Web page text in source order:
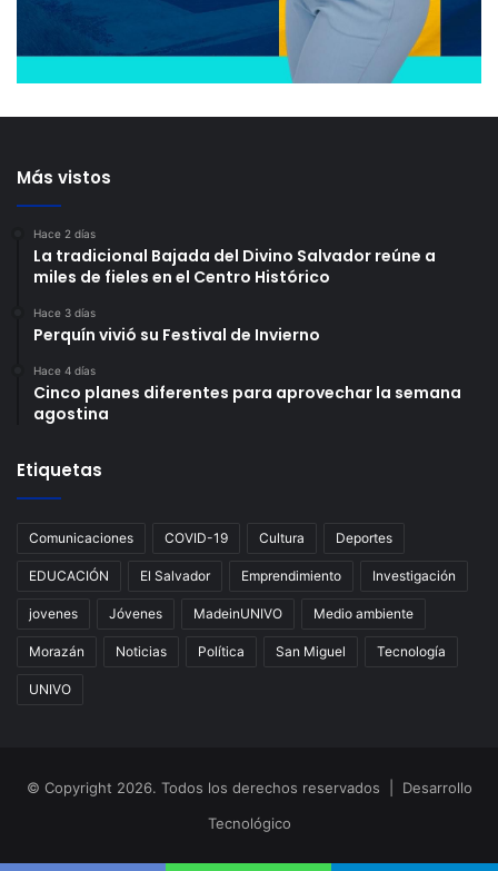
Más vistos
Hace 2 días
La tradicional Bajada del Divino Salvador reúne a
miles de fieles en el Centro Histórico
Hace 3 días
Perquín vivió su Festival de Invierno
Hace 4 días
Cinco planes diferentes para aprovechar la semana
agostina
Etiquetas
Comunicaciones COVID-19 Cultura Deportes
EDUCACIÓN El Salvador Emprendimiento Investigación
jovenes Jóvenes MadeinUNIVO Medio ambiente
Morazán Noticias Política San Miguel Tecnología
UNIVO
© Copyright 2026. Todos los derechos reservados | Desarrollo
Tecnológico